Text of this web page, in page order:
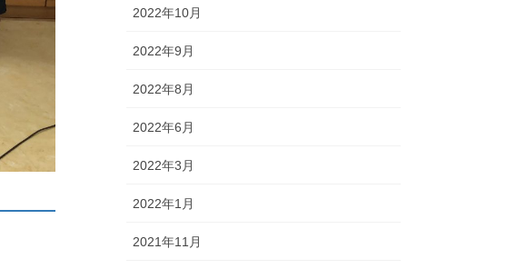
2022年10月
2022年9月
2022年8月
2022年6月
2022年3月
2022年1月
2021年11月